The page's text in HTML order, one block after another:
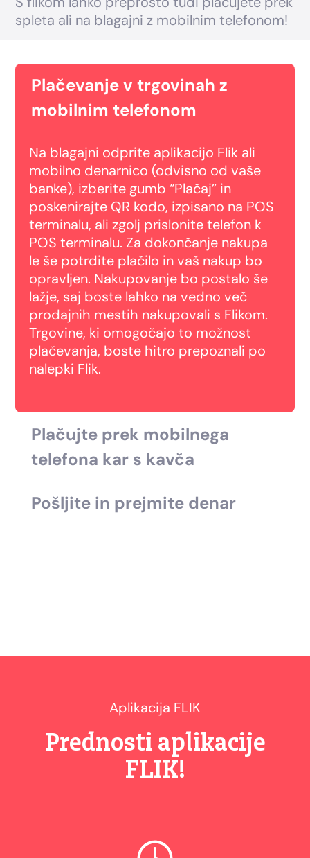
spleta ali na blagajni z mobilnim telefonom!
Plačevanje v trgovinah z
mobilnim telefonom
Na blagajni odprite aplikacijo Flik ali
mobilno denarnico (odvisno od vaše
banke), izberite gumb “Plačaj” in
poskenirajte QR kodo, izpisano na POS
terminalu, ali zgolj prislonite telefon k
POS terminalu. Za dokončanje nakupa
le še potrdite plačilo in vaš nakup bo
opravljen. Nakupovanje bo postalo še
lažje, saj boste lahko na vedno več
prodajnih mestih nakupovali s Flikom.
Trgovine, ki omogočajo to možnost
plačevanja, boste hitro prepoznali po
nalepki Flik.
Plačujte prek mobilnega
telefona kar s kavča
Pošljite in prejmite denar
Aplikacija FLIK
Prednosti aplikacije
FLIK!